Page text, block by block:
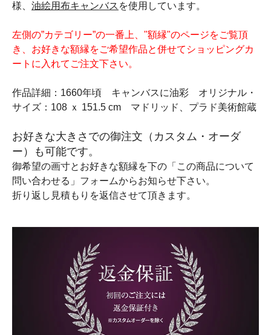
様、 油絵用布キャンバス を使用しています。
左側の”カテゴリー”の一番上、"額縁"のページをご覧頂
き、お好きな額縁をご希望作品と併せてショッピングカ
ートに入れてご注文下さい。
作品詳細：1660年頃 キャンバスに油彩 オリジナル・
サイズ：108 ｘ 151.5 cm マドリッド、プラド美術館蔵
お好きな大きさでの御注文（カスタム・オーダ
ー）も可能です。
御希望の画寸とお好きな額縁を下の「この商品について
問い合わせる」フォームからお知らせ下さい。
折り返し見積もりを返信させて頂きます。